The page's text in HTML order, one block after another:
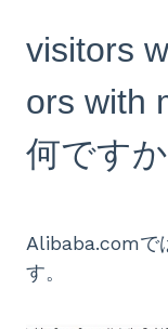
visitors
ors with
何ですか
Alibaba.comで
す。